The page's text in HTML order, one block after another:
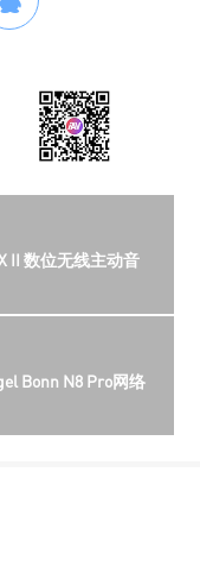
II 数位无线主动音
Bonn N8 Pro网络